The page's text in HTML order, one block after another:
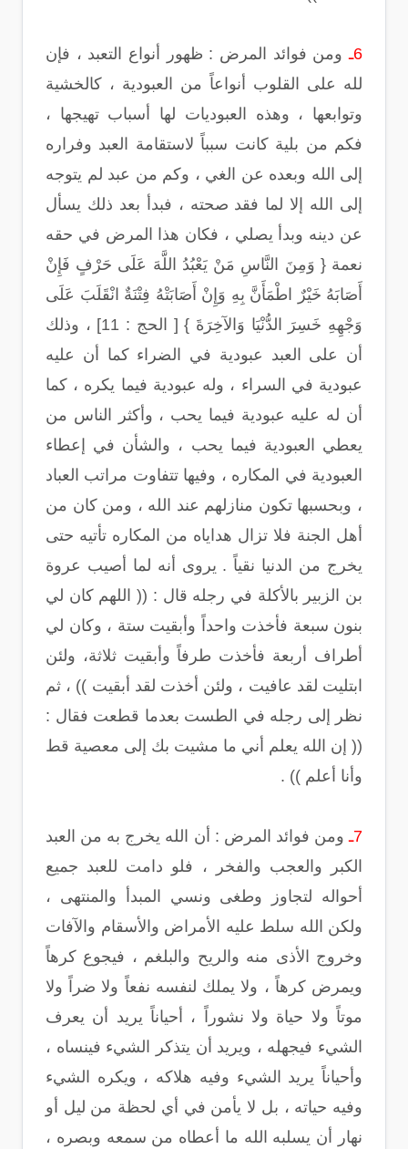
6ـ ومن فوائد المرض : ظهور أنواع التعبد ، فإن
لله على القلوب أنواعاً من العبودية ، كالخشية
وتوابعها ، وهذه العبوديات لها أسباب تهيجها ،
فكم من بلية كانت سبباً لاستقامة العبد وفراره
إلى الله وبعده عن الغي ، وكم من عبد لم يتوجه
إلى الله إلا لما فقد صحته ، فبدأ بعد ذلك يسأل
عن دينه وبدأ يصلي ، فكان هذا المرض في حقه
نعمة { وَمِنَ النَّاسِ مَنْ يَعْبُدُ اللَّهَ عَلَى حَرْفٍ فَإِنْ
أَصَابَهُ خَيْرٌ اطْمَأَنَّ بِهِ وَإِنْ أَصَابَتْهُ فِتْنَةٌ انْقَلَبَ عَلَى
وَجْهِهِ خَسِرَ الدُّنْيَا وَالآخِرَةَ } [ الحج : 11] ، وذلك
أن على العبد عبودية في الضراء كما أن عليه
عبودية في السراء ، وله عبودية فيما يكره ، كما
أن له عليه عبودية فيما يحب ، وأكثر الناس من
يعطي العبودية فيما يحب ، والشأن في إعطاء
العبودية في المكاره ، وفيها تتفاوت مراتب العباد
، وبحسبها تكون منازلهم عند الله ، ومن كان من
أهل الجنة فلا تزال هداياه من المكاره تأتيه حتى
يخرج من الدنيا نقياً . يروى أنه لما أصيب عروة
بن الزبير بالأكلة في رجله قال : (( اللهم كان لي
بنون سبعة فأخذت واحداً وأبقيت ستة ، وكان لي
أطراف أربعة فأخذت طرفاً وأبقيت ثلاثة، ولئن
ابتليت لقد عافيت ، ولئن أخذت لقد أبقيت )) ، ثم
نظر إلى رجله في الطست بعدما قطعت فقال :
(( إن الله يعلم أني ما مشيت بك إلى معصية قط
وأنا أعلم )) .
7ـ ومن فوائد المرض : أن الله يخرج به من العبد
الكبر والعجب والفخر ، فلو دامت للعبد جميع
أحواله لتجاوز وطغى ونسي المبدأ والمنتهى ،
ولكن الله سلط عليه الأمراض والأسقام والآفات
وخروج الأذى منه والريح والبلغم ، فيجوع كرهاً
ويمرض كرهاً ، ولا يملك لنفسه نفعاً ولا ضراً ولا
موتاً ولا حياة ولا نشوراً ، أحياناً يريد أن يعرف
الشيء فيجهله ، ويريد أن يتذكر الشيء فينساه ،
وأحياناً يريد الشيء وفيه هلاكه ، ويكره الشيء
وفيه حياته ، بل لا يأمن في أي لحظة من ليل أو
نهار أن يسلبه الله ما أعطاه من سمعه وبصره ،